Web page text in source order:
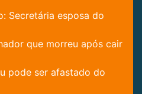
Secretária esposa do
que morreu após cair
pode ser afastado do